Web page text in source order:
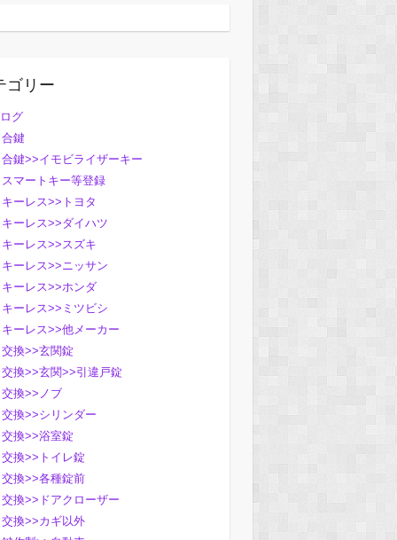
ゴリー
グ
合鍵
合鍵>>イモビライザーキー
スマートキー等登録
キーレス>>トヨタ
キーレス>>ダイハツ
キーレス>>スズキ
キーレス>>ニッサン
キーレス>>ホンダ
キーレス>>ミツビシ
キーレス>>他メーカー
交換>>玄関錠
交換>>玄関>>引違戸錠
交換>>ノブ
交換>>シリンダー
交換>>浴室錠
交換>>トイレ錠
交換>>各種錠前
交換>>ドアクローザー
交換>>カギ以外